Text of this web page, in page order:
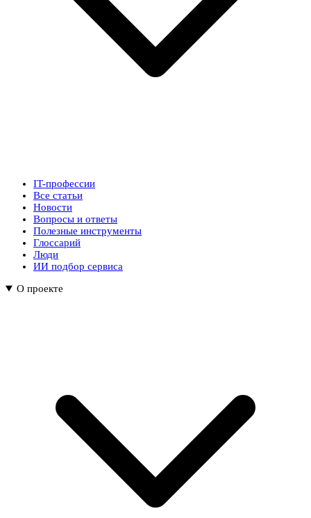
IT-профессии
Все статьи
Новости
Вопросы и ответы
Полезные инструменты
Глоссарий
Люди
ИИ подбор сервиса
О проекте